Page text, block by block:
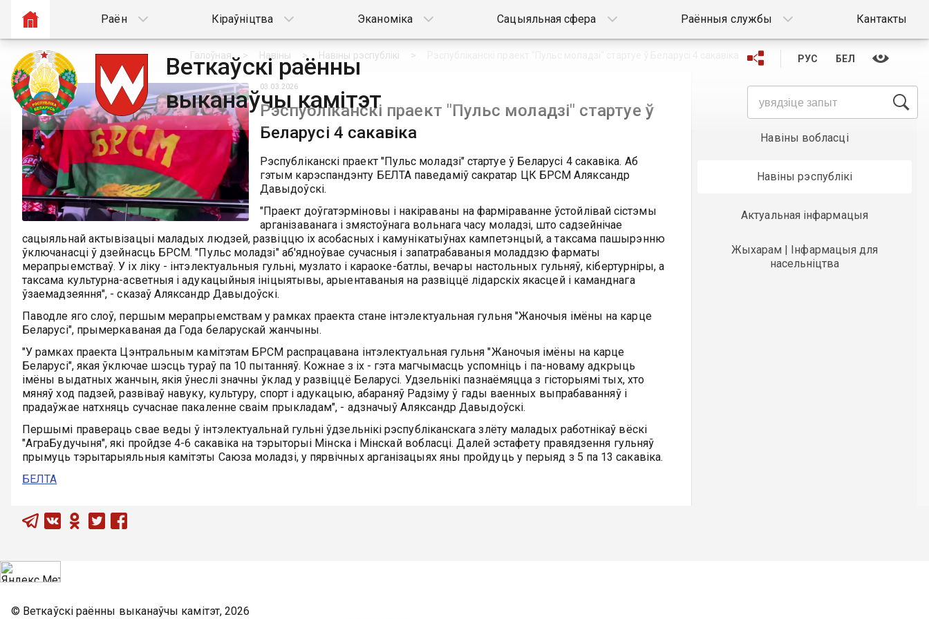
Раён Кіраўніцтва Эканоміка Сацыяльная сфера Раённыя службы Кантакты
Веткаўскі раённы
выканаўчы камітэт
РУС БЕЛ
Галоўная Навіны Навіны рэспублікі
03.03.2026
Рэспубліканскі праект "Пульс моладзі" стартуе ў
Беларусі 4 сакавіка
Рэспубліканскі праект "Пульс моладзі" стартуе ў Беларусі 4 сакавіка. Аб
гэтым карэспандэнту БЕЛТА паведаміў сакратар ЦК БРСМ Аляксандр
Давыдоўскі.
"Праект доўгатэрміновы і накіраваны на фарміраванне ўстойлівай сістэмы
арганізаванага і змястоўнага вольнага часу моладзі, што садзейнічае
сацыяльнай актывізацыі маладых людзей, развіццю іх асобасных і камунікатыўнах кампетэнцый, а таксама пашырэнню
ўключанасці ў дзейнасць БРСМ. "Пульс моладзі" аб'ядноўвае сучасныя і запатрабаваныя моладдзю фарматы
мерапрыемстваў. У іх ліку - інтэлектуальныя гульні, музлато і караоке-батлы, вечары настольных гульняў, кібертурніры, а
таксама культурна-асветныя і адукацыйныя ініцыятывы, арыентаваныя на развіццё лідарскіх якасцей і каманднага
ўзаемадзеяння", - сказаў Аляксандр Давыдоўскі.
Паводле яго слоў, першым мерапрыемствам у рамках праекта стане інтэлектуальная гульня "Жаночыя імёны на карце
Беларусі", прымеркаваная да Года беларускай жанчыны.
"У рамках праекта Цэнтральным камітэтам БРСМ распрацавана інтэлектуальная гульня "Жаночыя імёны на карце
Беларусі", якая ўключае шэсць тураў па 10 пытанняў. Кожнае з іх - гэта магчымасць успомніць і па-новаму адкрыць
імёны выдатных жанчын, якія ўнеслі значны ўклад у развіццё Беларусі. Удзельнікі пазнаёмяцца з гісторыямі тых, хто
мяняў ход падзей, развіваў навуку, культуру, спорт і адукацыю, абараняў Радзіму ў гады ваенных выпрабаванняў і
прадаўжае натхняць сучаснае пакаленне сваім прыкладам", - адзначыў Аляксандр Давыдоўскі.
Першымі правераць свае веды ў інтэлектуальнай гульні ўдзельнікі рэспубліканскага злёту маладых работнікаў вёскі
"АграБудучыня", які пройдзе 4-6 сакавіка на тэрыторыі Мінска і Мінскай вобласці. Далей эстафету правядзення гульняў
прымуць тэрытарыяльныя камітэты Саюза моладзі, у пярвічных арганізацыях яны пройдуць у перыяд з 5 па 13 сакавіка.
БЕЛТА
Навіны раёна
Навіны вобласці
Навіны рэспублікі
Актуальная інфармацыя
Жыхарам | Інфармацыя для
насельніцтва
© Веткаўскі раённы выканаўчы камітэт, 2026